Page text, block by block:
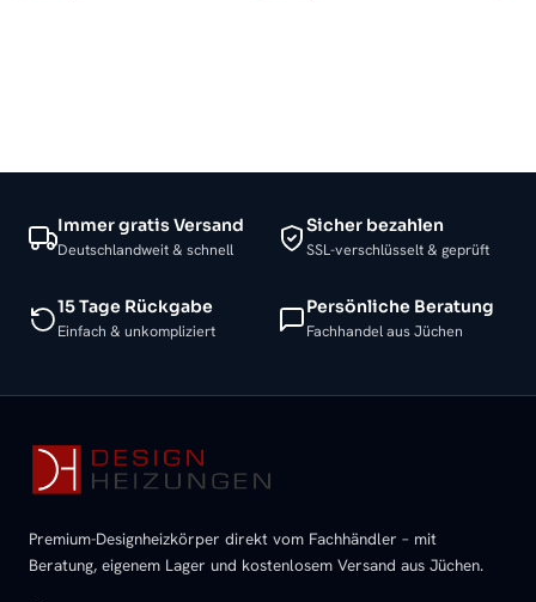
Immer gratis Versand
Deutschlandweit & schnell
Sicher bezahlen
SSL-verschlüsselt & geprüft
15 Tage Rückgabe
Einfach & unkompliziert
Persönliche Beratung
Fachhandel aus Jüchen
Premium-Designheizkörper direkt vom Fachhändler – mit
Beratung, eigenem Lager und kostenlosem Versand aus Jüchen.